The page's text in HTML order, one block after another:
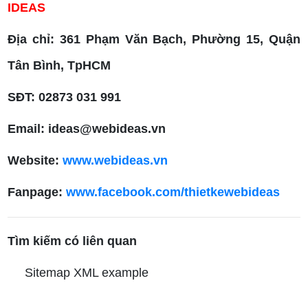
IDEAS
Địa chỉ: 361 Phạm Văn Bạch, Phường 15, Quận
Tân Bình, TpHCM
SĐT: 02873 031 991
Email: ideas@webideas.vn
Website:www.webideas.vn
Fanpage:www.facebook.com/thietkewebideas
Tìm kiếm có liên quan
Sitemap XML example